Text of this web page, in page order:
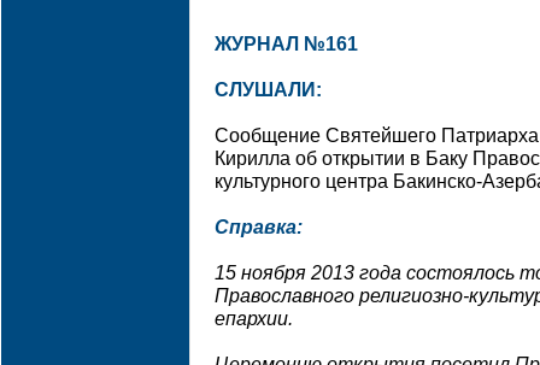
ЖУРНАЛ №161
СЛУШАЛИ:
Сообщение Святейшего Патриарха
Кирилла об открытии в Баку
культурного центра Бакинско-
Справка:
15 ноября 2013 года состоялось
Православного религиозно-
епархии.